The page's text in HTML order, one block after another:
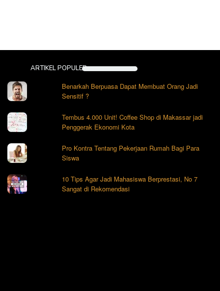
ARTIKEL POPULER
Benarkah Berpuasa Dapat Membuat Orang Jadi
Sensitif ?
Tembus 4.000 Unit! Coffee Shop di Makassar jadi
Penggerak Ekonomi Kota
Pro Kontra Tentang Pekerjaan Rumah Bagi Para
Siswa
10 Tips Agar Jadi Mahasiswa Berprestasi, No 7
Sangat di Rekomendasi